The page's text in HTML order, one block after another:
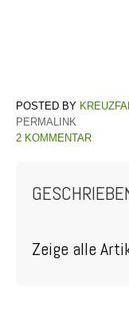
PERMALINK
2 KOMMENTAR
Zeige alle